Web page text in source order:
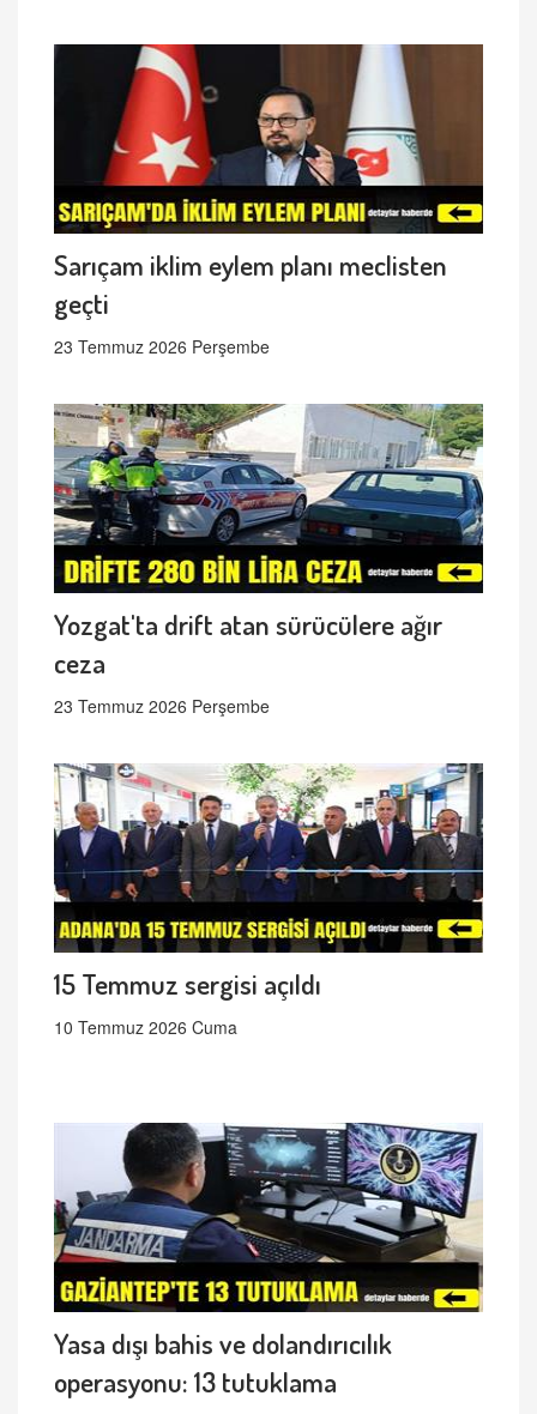
Sarıçam iklim eylem planı meclisten
geçti
23 Temmuz 2026 Perşembe
Yozgat'ta drift atan sürücülere ağır
ceza
23 Temmuz 2026 Perşembe
15 Temmuz sergisi açıldı
10 Temmuz 2026 Cuma
Yasa dışı bahis ve dolandırıcılık
operasyonu: 13 tutuklama